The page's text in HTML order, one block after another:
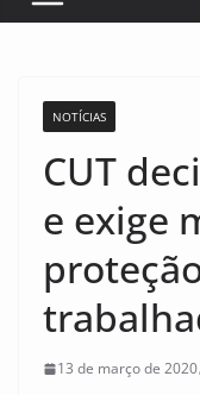
NOTÍCIAS
CUT
e exige
13 de março de 2020